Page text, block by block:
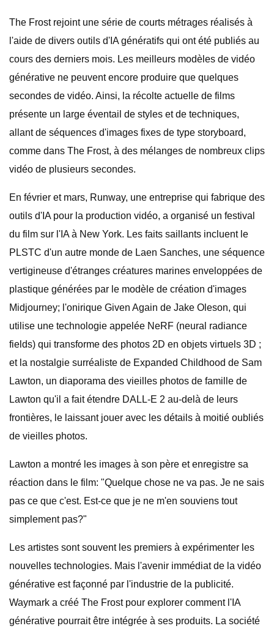
The Frost rejoint une série de courts métrages réalisés à
l'aide de divers outils d'IA génératifs qui ont été publiés au
cours des derniers mois. Les meilleurs modèles de vidéo
générative ne peuvent encore produire que quelques
secondes de vidéo. Ainsi, la récolte actuelle de films
présente un large éventail de styles et de techniques,
allant de séquences d'images fixes de type storyboard,
comme dans The Frost, à des mélanges de nombreux clips
vidéo de plusieurs secondes.
En février et mars, Runway, une entreprise qui fabrique des
outils d'IA pour la production vidéo, a organisé un festival
du film sur l'IA à New York. Les faits saillants incluent le
PLSTC d'un autre monde de Laen Sanches, une séquence
vertigineuse d'étranges créatures marines enveloppées de
plastique générées par le modèle de création d'images
Midjourney; l'onirique Given Again de Jake Oleson, qui
utilise une technologie appelée NeRF (neural radiance
fields) qui transforme des photos 2D en objets virtuels 3D ;
et la nostalgie surréaliste de Expanded Childhood de Sam
Lawton, un diaporama des vieilles photos de famille de
Lawton qu'il a fait étendre DALL-E 2 au-delà de leurs
frontières, le laissant jouer avec les détails à moitié oubliés
de vieilles photos.
Lawton a montré les images à son père et enregistre sa
réaction dans le film: "Quelque chose ne va pas. Je ne sais
pas ce que c'est. Est-ce que je ne m'en souviens tout
simplement pas?"
Les artistes sont souvent les premiers à expérimenter les
nouvelles technologies. Mais l'avenir immédiat de la vidéo
générative est façonné par l'industrie de la publicité.
Waymark a créé The Frost pour explorer comment l'IA
générative pourrait être intégrée à ses produits. La société